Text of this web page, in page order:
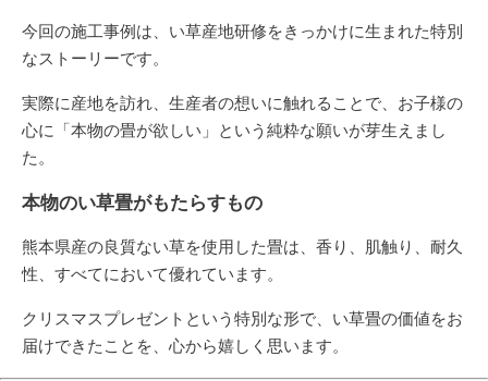
今回の施工事例は、い草産地研修をきっかけに生まれた特別
なストーリーです。
実際に産地を訪れ、生産者の想いに触れることで、お子様の
心に「本物の畳が欲しい」という純粋な願いが芽生えまし
た。
本物のい草畳がもたらすもの
熊本県産の良質ない草を使用した畳は、香り、肌触り、耐久
性、すべてにおいて優れています。
クリスマスプレゼントという特別な形で、い草畳の価値をお
届けできたことを、心から嬉しく思います。